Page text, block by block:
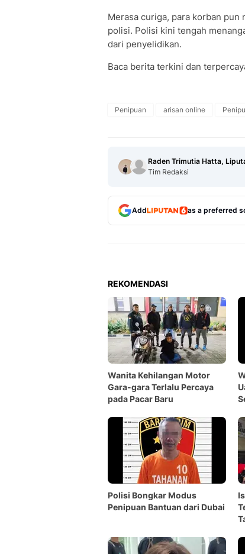
Merasa curiga, para korban
polisi. Polisi kini tengah
dari penyelidikan.
Baca berita terkini dan
Penipuan arisan online
Raden Trimutia Hatta,
Tim Redaksi
Add as a preferred
REKOMENDASI
Wanita Kehilangan Motor
Gara-gara Terlalu Percaya
pada Pacar Baru
Polisi Bongkar Modus
Penipuan Bantuan dari Dubai